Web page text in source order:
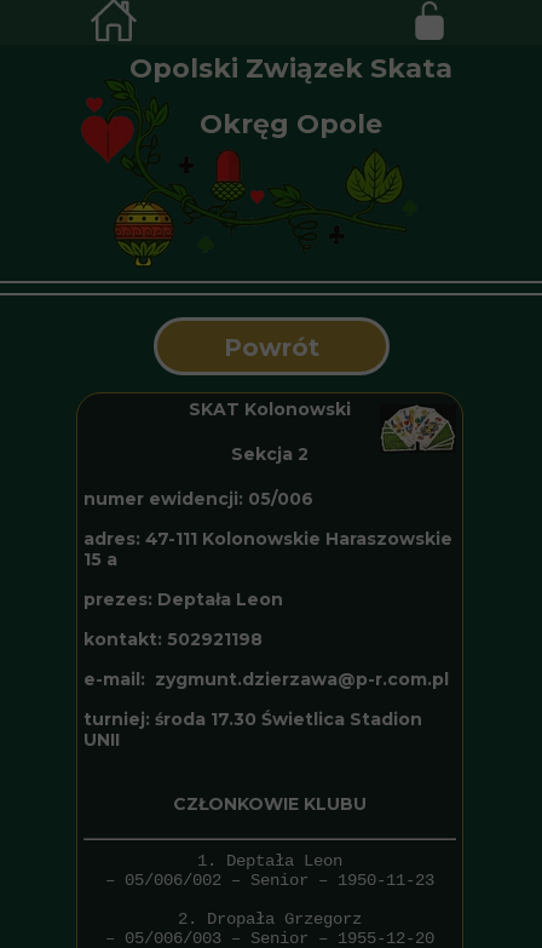
Opolski Związek Skata
Okręg Opole
Powrót
SKAT Kolonowski
Sekcja 2
numer ewidencji: 05/006
adres: 47-111 Kolonowskie Haraszowskie
15 a
prezes: Deptała Leon
kontakt: 502921198
e-mail: zygmunt.dzierzawa@p-r.com.pl
turniej: środa 17.30 Świetlica Stadion
UNII
CZŁONKOWIE KLUBU
1. Deptała Leon
– 05/006/002 – Senior – 1950-11-23
2. Dropała Grzegorz
– 05/006/003 – Senior – 1955-12-20